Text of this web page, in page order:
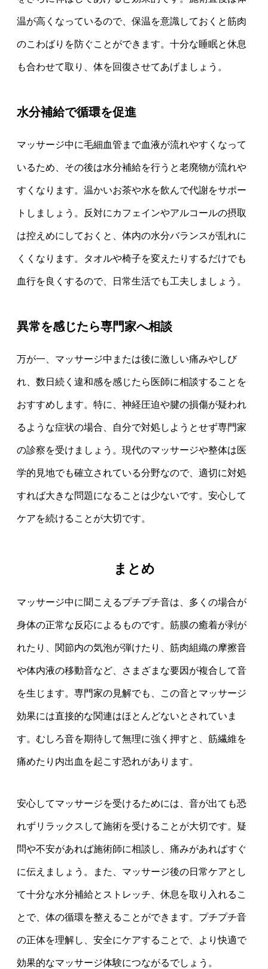
温が高くなっているので、保温を意識しておくと筋肉
のこわばりを防ぐことができます。十分な睡眠と休息
も合わせて取り、体を回復させてあげましょう。
水分補給で循環を促進
マッサージ中に毛細血管まで血液が流れやすくなって
いるため、その後は水分補給を行うと老廃物が流れや
すくなります。温かいお茶や水を飲んで代謝をサポー
トしましょう。反対にカフェインやアルコールの摂取
は控えめにしておくと、体内の水分バランスが乱れに
くくなります。タオルや椅子を変えたりするだけでも
血行を良くするので、日常生活でも工夫しましょう。
異常を感じたら専門家へ相談
万が一、マッサージ中または後に激しい痛みやしび
れ、数日続く違和感を感じたら医師に相談することを
おすすめします。特に、神経圧迫や腱の損傷が疑われ
るような症状の場合、自分で対処しようとせず専門家
の診察を受けましょう。現代のマッサージや整体は医
学的見地でも確立されている分野なので、適切に対処
すれば大きな問題になることは少ないです。安心して
ケアを続けることが大切です。
まとめ
マッサージ中に聞こえるプチプチ音は、多くの場合が
身体の正常な反応によるものです。筋膜の癒着が剥が
れたり、関節内の気泡が弾けたり、筋肉組織の摩擦音
や体内液の移動音など、さまざまな要因が複合して音
を生じます。専門家の見解でも、この音とマッサージ
効果には直接的な関連はほとんどないとされていま
す。むしろ音を期待して無理に強く押すと、筋繊維を
痛めたり内出血を起こす恐れがあります。
安心してマッサージを受けるためには、音が出ても恐
れずリラックスして施術を受けることが大切です。疑
問や不安があれば施術師に相談し、痛みがあればすぐ
に伝えましょう。また、マッサージ後の日常ケアとし
て十分な水分補給とストレッチ、休息を取り入れるこ
とで、体の循環を整えることができます。プチプチ音
の正体を理解し、安全にケアすることで、より快適で
効果的なマッサージ体験につながるでしょう。